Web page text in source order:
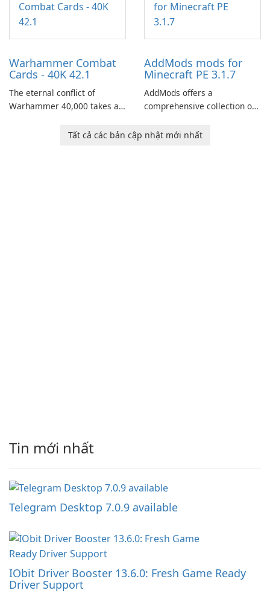
through a quest-driven
narrative inspired by classic
Warhammer Combat
Cards - 40K 42.1
The eternal conflict of
Warhammer 40,000 takes a
Combat Cards - 40K, a card
AddMods mods for
Minecraft PE 3.1.7
AddMods offers a
comprehensive collection of
allowing you to enhance your
Tất cả các bản cập nhật mới nhất
Tin mới nhất
Telegram Desktop 7.0.9 available
IObit Driver Booster 13.6.0: Fresh Game Ready
Driver Support